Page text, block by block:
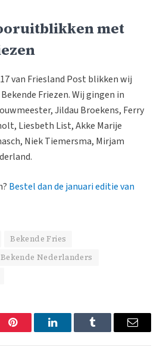
met
van Friesland Post blikken wij
Friezen. Wij gingen in
Jildau Broekens, Ferry
Liesbeth List, Akke Marije
Niek Tiemersma, Mirjam
Bestel dan de januari editie van
Bekende Fries
Bekende Nederlanders
Pinterest LinkedInTumblr Email